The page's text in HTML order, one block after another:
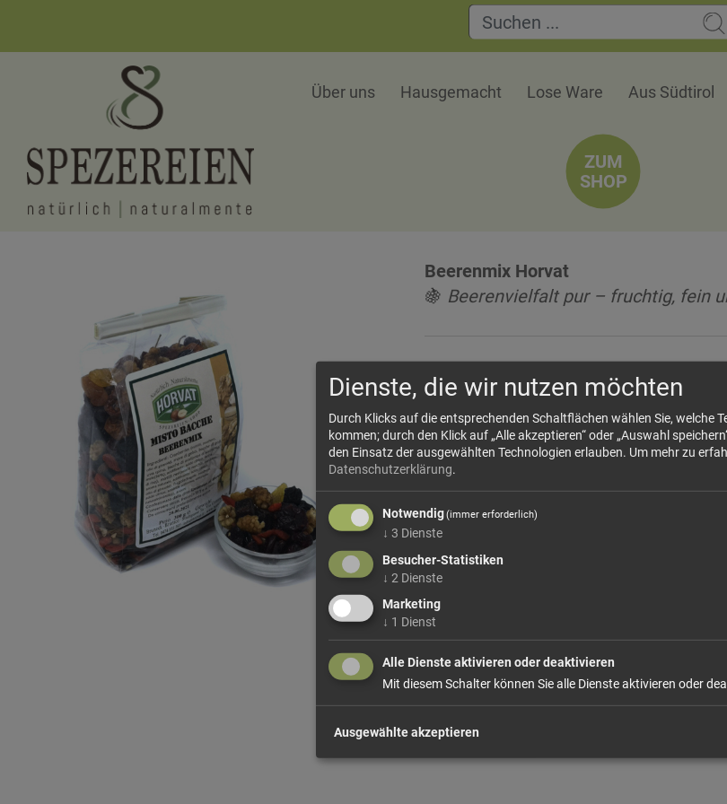
Über uns Hausgemacht Lose Ware Aus Südtirol
ZUM
SHOP
Beerenmix Horvat
🍇 Beerenvielfalt pur – fruchtig, fein
🗺
Herkunft
Diese ausgewogene Mischung
Regionen: Cranberrys und
europäische Stachelbeeren aus
mehr Infos +
Größe: 300 g
weiter einkaufen
Dienste, die wir nutzen möchten
Durch Klicks auf die entsprechenden Schaltflächen wählen Sie, welche
kommen; durch den Klick auf „Alle akzeptieren“ oder „Auswahl
den Einsatz der ausgewählten Technologien erlauben. Um mehr zu
Datenschutzerklärung.
Notwendig(immer erforderlich)
↓ 3 Dienste
Besucher-Statistiken
↓ 2 Dienste
Marketing
↓ 1 Dienst
Alle Dienste aktivieren oder deaktivieren
Mit diesem Schalter können Sie alle Dienste aktivieren oder
Ausgewählte akzeptieren